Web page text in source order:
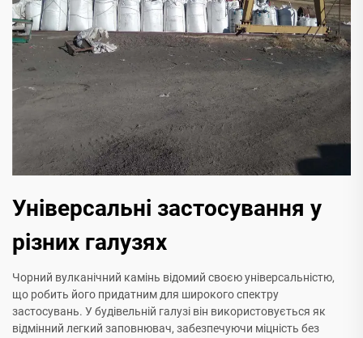
Універсальні застосування у
різних галузях
Чорний вулканічний камінь відомий своєю універсальністю,
що робить його придатним для широкого спектру
застосувань. У будівельній галузі він використовується як
відмінний легкий заповнювач, забезпечуючи міцність без